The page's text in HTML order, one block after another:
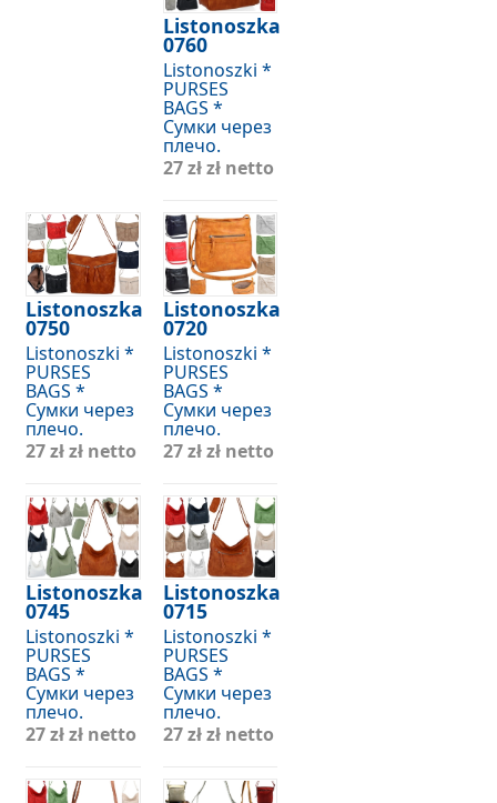
Listonoszka
0760
Listonoszki *
PURSES
BAGS *
Сумки через
плечо.
27 złzł netto
Listonoszka
0750
Listonoszki *
PURSES
BAGS *
Сумки через
плечо.
27 złzł netto
Listonoszka
0745
Listonoszki *
PURSES
BAGS *
Сумки через
плечо.
27 złzł netto
Listonoszka
0720
Listonoszki *
PURSES
BAGS *
Сумки через
плечо.
27 złzł netto
Listonoszka
0715
Listonoszki *
PURSES
BAGS *
Сумки через
плечо.
27 złzł netto